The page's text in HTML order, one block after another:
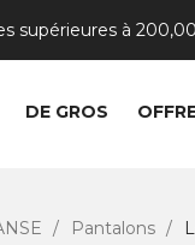
supérieures à
DE GROS
Pantalons